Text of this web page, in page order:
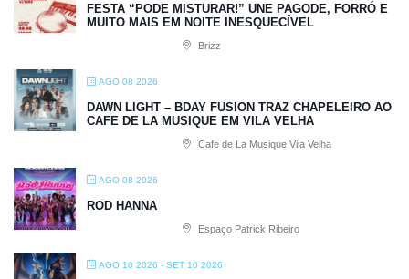
FESTA “PODE MISTURAR!” UNE PAGODE, FORRÓ E
MUITO MAIS EM NOITE INESQUECÍVEL
Brizz
AGO 08 2026
DAWN LIGHT – BDAY FUSION TRAZ CHAPELEIRO AO
CAFE DE LA MUSIQUE EM VILA VELHA
Cafe de La Musique Vila Velha
AGO 08 2026
ROD HANNA
Espaço Patrick Ribeiro
AGO 10 2026 - SET 10 2026